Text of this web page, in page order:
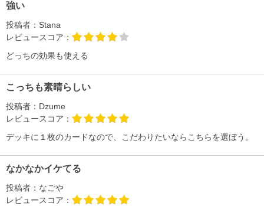
強い
投稿者： Stana
レビュースコア：
どっちの効果も使える
こっちも素晴らしい
投稿者： Dzume
レビュースコア：
デッキに１枚のカードなので、こだわりたいならこちらを選ぼう。
なかなかイケてる
投稿者： なごや
レビュースコア：